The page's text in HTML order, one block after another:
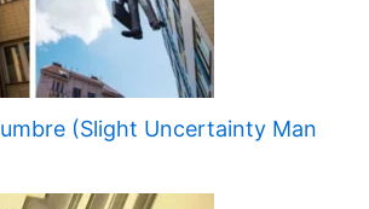
(Slight Uncertainty Man